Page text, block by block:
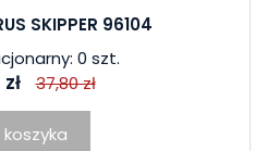
SKIPPER 96104
0 szt.
37,80 zł
koszyka